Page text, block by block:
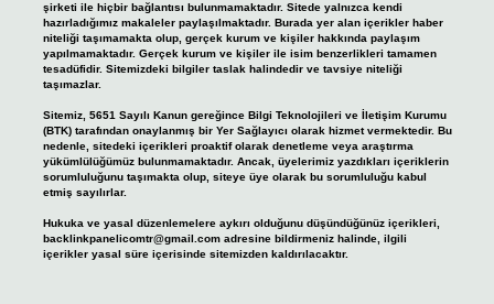
şirketi ile hiçbir bağlantısı bulunmamaktadır. Sitede yalnızca kendi
hazırladığımız makaleler paylaşılmaktadır. Burada yer alan içerikler haber
niteliği taşımamakta olup, gerçek kurum ve kişiler hakkında paylaşım
yapılmamaktadır. Gerçek kurum ve kişiler ile isim benzerlikleri tamamen
tesadüfidir. Sitemizdeki bilgiler taslak halindedir ve tavsiye niteliği
taşımazlar.
Sitemiz, 5651 Sayılı Kanun gereğince Bilgi Teknolojileri ve İletişim Kurumu
(BTK) tarafından onaylanmış bir Yer Sağlayıcı olarak hizmet vermektedir. Bu
nedenle, sitedeki içerikleri proaktif olarak denetleme veya araştırma
yükümlülüğümüz bulunmamaktadır. Ancak, üyelerimiz yazdıkları içeriklerin
sorumluluğunu taşımakta olup, siteye üye olarak bu sorumluluğu kabul
etmiş sayılırlar.
Hukuka ve yasal düzenlemelere aykırı olduğunu düşündüğünüz içerikleri,
backlinkpanelicomtr@gmail.comadresine bildirmeniz halinde, ilgili
içerikler yasal süre içerisinde sitemizden kaldırılacaktır.